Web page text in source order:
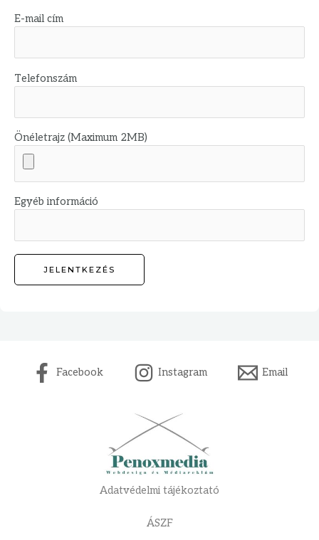
E-mail cím
Telefonszám
Önéletrajz (Maximum 2MB)
Egyéb információ
Facebook Instagram Email
Adatvédelmi tájékoztató
ÁSZF